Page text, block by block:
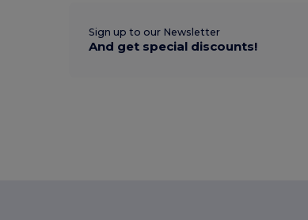
Sign up to our Newsletter
And get special discounts!